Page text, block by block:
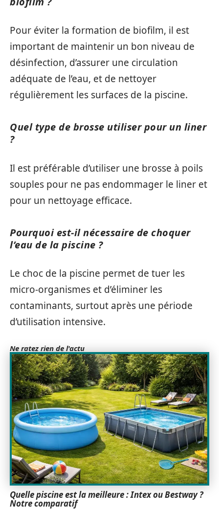
Pour éviter la formation de biofilm, il est
important de maintenir un bon niveau de
désinfection, d’assurer une circulation
adéquate de l’eau, et de nettoyer
régulièrement les surfaces de la piscine.
Quel type de brosse utiliser pour un liner
?
Il est préférable d’utiliser une brosse à poils
souples pour ne pas endommager le liner et
pour un nettoyage efficace.
Pourquoi est-il nécessaire de choquer
l’eau de la piscine ?
Le choc de la piscine permet de tuer les
micro-organismes et d’éliminer les
contaminants, surtout après une période
d’utilisation intensive.
Ne ratez rien de l'actu
Quelle piscine est la meilleure : Intex ou Bestway ?
Notre comparatif